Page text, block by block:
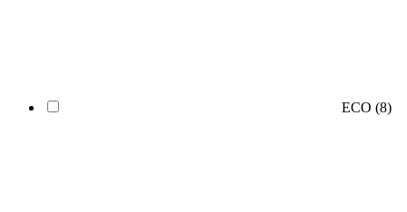
ECO (8)